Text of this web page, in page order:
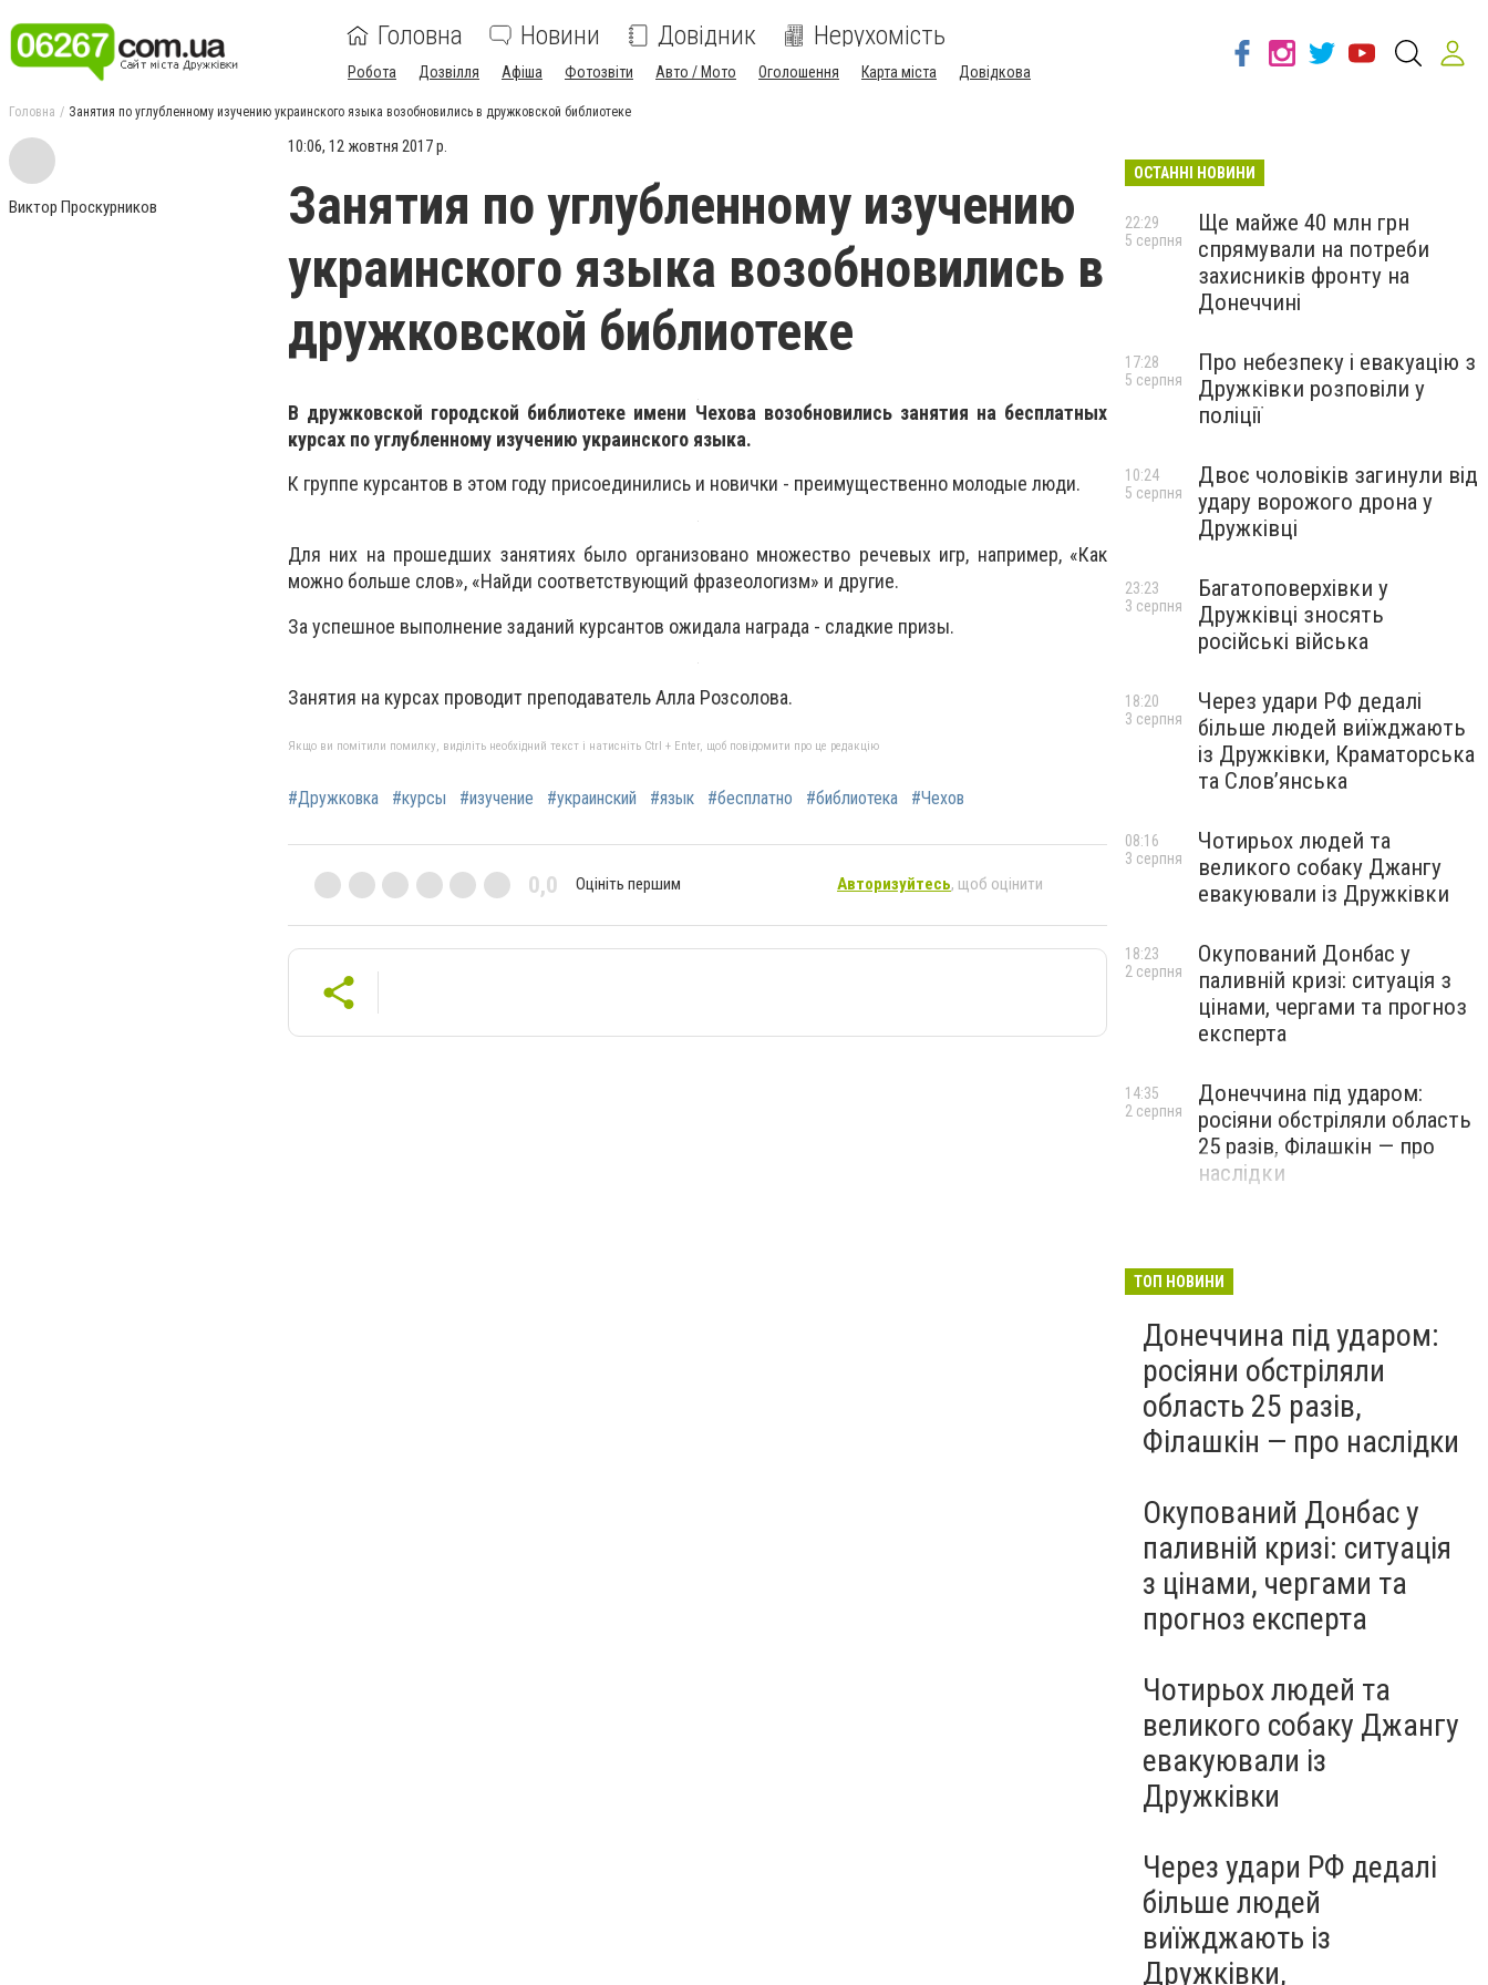
Головна Новини Довідник Нерухомість
Робота Дозвілля Афіша Фотозвіти Авто / Мото Оголошення Карта міста Довідкова
Головна Занятия по углубленному изучению украинского языка возобновились в дружковской библиотеке
Виктор Проскурников
10:06, 12 жовтня 2017 р.
Занятия по углубленному изучению
украинского языка возобновились в
дружковской библиотеке
В дружковской городской библиотеке имени Чехова возобновились занятия на бесплатных
курсах по углубленному изучению украинского языка.
К группе курсантов в этом году присоединились и новички - преимущественно молодые люди.
Для них на прошедших занятиях было организовано множество речевых игр, например, «Как
можно больше слов», «Найди соответствующий фразеологизм» и другие.
За успешное выполнение заданий курсантов ожидала награда - сладкие призы.
Занятия на курсах проводит преподаватель Алла Розсолова.
Якщо ви помітили помилку, виділіть необхідний текст і натисніть Ctrl + Enter, щоб повідомити про це редакцію
#Дружковка #курсы #изучение #украинский #язык #бесплатно #библиотека #Чехов
0,0 Оцініть першим Авторизуйтесь, щоб оцінити
ОСТАННІ НОВИНИ
Ще майже 40 млн грн
спрямували на потреби
захисників фронту на
Донеччині
22:29
5 серпня
Про небезпеку і евакуацію з
Дружківки розповіли у
поліції
17:28
5 серпня
Двоє чоловіків загинули від
удару ворожого дрона у
Дружківці
10:24
5 серпня
Багатоповерхівки у
Дружківці зносять
російські війська
23:23
3 серпня
Через удари РФ дедалі
більше людей виїжджають
із Дружківки, Краматорська
та Слов’янська
18:20
3 серпня
Чотирьох людей та
великого собаку Джангу
евакуювали із Дружківки
08:16
3 серпня
Окупований Донбас у
паливній кризі: ситуація з
цінами, чергами та прогноз
експерта
18:23
2 серпня
Донеччина під ударом:
росіяни обстріляли область
25 разів, Філашкін — про
наслідки
14:35
2 серпня
ТОП НОВИНИ
Донеччина під ударом:
росіяни обстріляли
область 25 разів,
Філашкін — про наслідки
Окупований Донбас у
паливній кризі: ситуація
з цінами, чергами та
прогноз експерта
Чотирьох людей та
великого собаку Джангу
евакуювали із
Дружківки
Через удари РФ дедалі
більше людей
виїжджають із
Дружківки,